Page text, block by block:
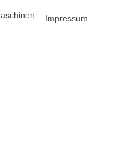
Impressum